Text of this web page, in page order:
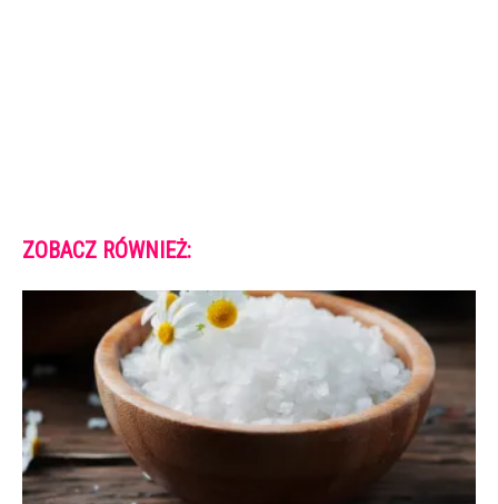
ZOBACZ RÓWNIEŻ: